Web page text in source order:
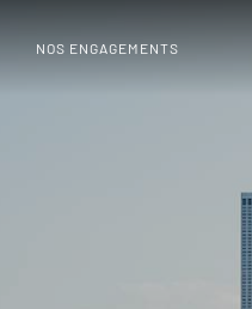
NOS ENGAGEMENTS